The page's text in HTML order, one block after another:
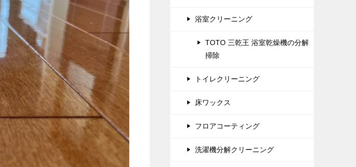
浴室クリーニング
TOTO 三乾王 浴室乾燥機の分解
掃除
トイレクリーニング
床ワックス
フロアコーティング
洗濯機分解クリーニング